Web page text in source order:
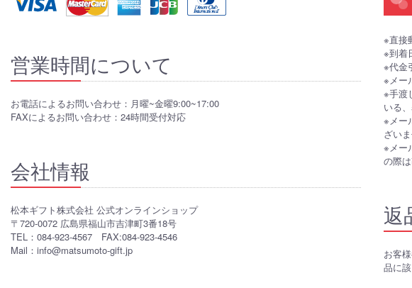
営業時間について
お電話によるお問い合わせ：月曜~金曜9:00~17:00
FAXによるお問い合わせ：24時間受付対応
会社情報
松本ギフト株式会社 公式オンラインショップ
〒720-0072 広島県福山市吉津町3番18号
TEL：084-923-4567 FAX:084-923-4546
Mail：info@matsumoto-gift.jp
※直接
※到着
※代金
※メー
※手渡
いる
※メー
ざいま
※メー
の際
返
お客
品に